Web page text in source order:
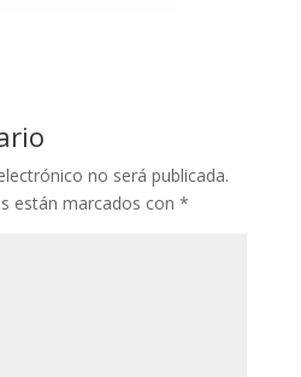
no será publicada.
están marcados con *